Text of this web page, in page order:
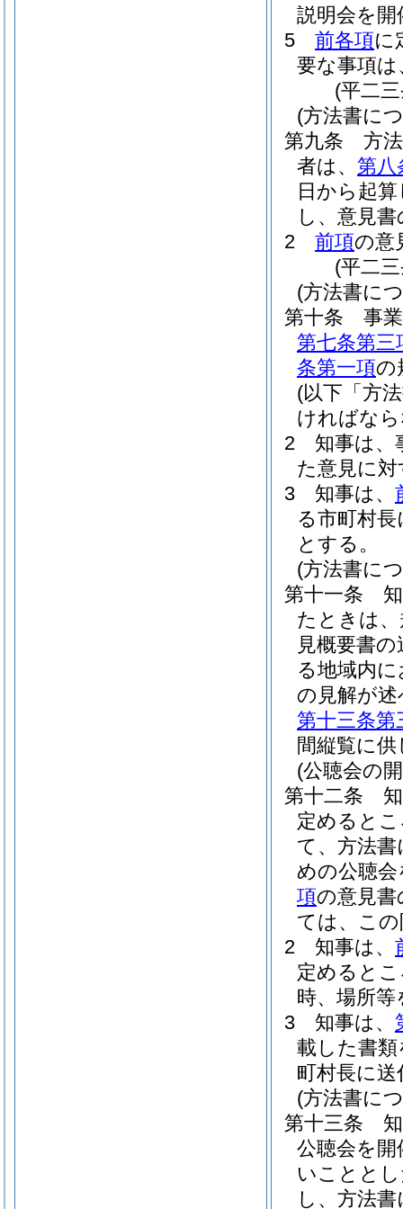
説明会を
5
前各項に
要な事項
(平二
(方法書に
第九条
方
者は、 第八
日から起
し、意見
2
前項の意
(平二
(方法書に
第十条
事
第七条第三
条第一項の
(以下「方
ければな
2
知事は、
た意見に
3
知事は、
る市町村
とする。
(方法書に
第十一条
たときは
見概要書
る地域内
の見解が
第十三条第
間縦覧に
(公聴会の
第十二条
定めると
て、方法
めの公聴
項の意見
ては、こ
2
知事は、
定めると
時、場所
3
知事は、
載した書
町村長に
(方法書に
第十三条
公聴会を
いことと
し、方法